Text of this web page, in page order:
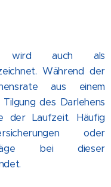
wird auch als
Während der
aus einem
des Darlehens
der Laufzeit. Häufig
oder
bei dieser